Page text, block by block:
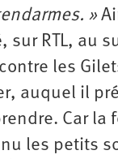
»
sur RTL, au
les
auquel il
Car
les petits